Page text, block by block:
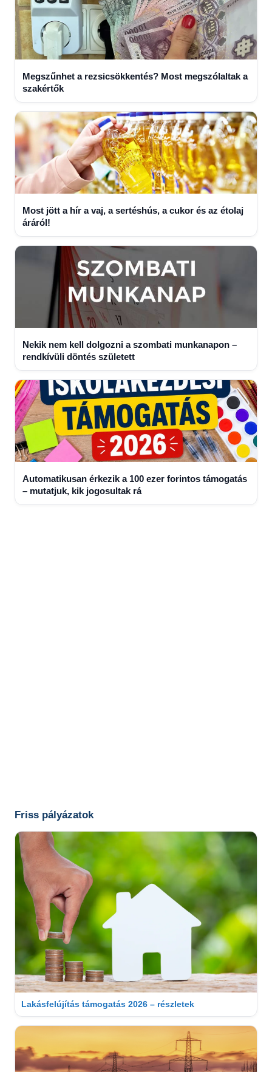
Megszűnhet a rezsicsökkentés? Most megszólaltak a
szakértők
Most jött a hír a vaj, a sertéshús, a cukor és az étolaj
áráról!
Nekik nem kell dolgozni a szombati munkanapon –
rendkívüli döntés született
Automatikusan érkezik a 100 ezer forintos támogatás
– mutatjuk, kik jogosultak rá
Friss pályázatok
Lakásfelújítás támogatás 2026 – részletek